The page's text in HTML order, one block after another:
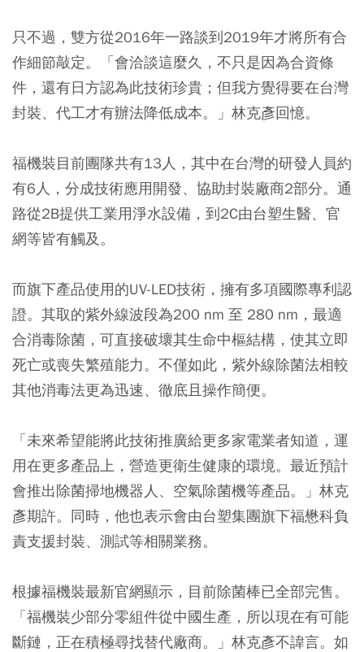
只不過，雙方從2016年一路談到2019年才將所有合
作細節敲定。「會洽談這麼久，不只是因為合資條
件，還有日方認為此技術珍貴；但我方覺得要在台灣
封裝、代工才有辦法降低成本。」林克彥回憶。
福機裝目前團隊共有13人，其中在台灣的研發人員約
有6人，分成技術應用開發、協助封裝廠商2部分。通
路從2B提供工業用淨水設備，到2C由台塑生醫、官
網等皆有觸及。
而旗下產品使用的UV-LED技術，擁有多項國際專利認
證。其取的紫外線波段為200 nm 至 280 nm，最適
合消毒除菌，可直接破壞其生命中樞結構，使其立即
死亡或喪失繁殖能力。不僅如此，紫外線除菌法相較
其他消毒法更為迅速、徹底且操作簡便。
「未來希望能將此技術推廣給更多家電業者知道，運
用在更多產品上，營造更衛生健康的環境。最近預計
會推出除菌掃地機器人、空氣除菌機等產品。」林克
彥期許。同時，他也表示會由台塑集團旗下福懋科負
責支援封裝、測試等相關業務。
根據福機裝最新官網顯示，目前除菌棒已全部完售。
「福機裝少部分零組件從中國生產，所以現在有可能
斷鏈，正在積極尋找替代廠商。」林克彥不諱言。如